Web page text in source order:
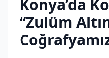
Konya’da
“Zulüm